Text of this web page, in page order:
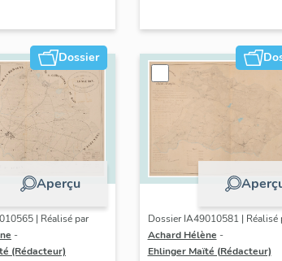
Dossier
Aperçu
| Réalisé par
-
(Rédacteur)
Dossier IA49010581 | Réalisé
Achard Hélène -
Ehlinger Maïté (Rédacteur)